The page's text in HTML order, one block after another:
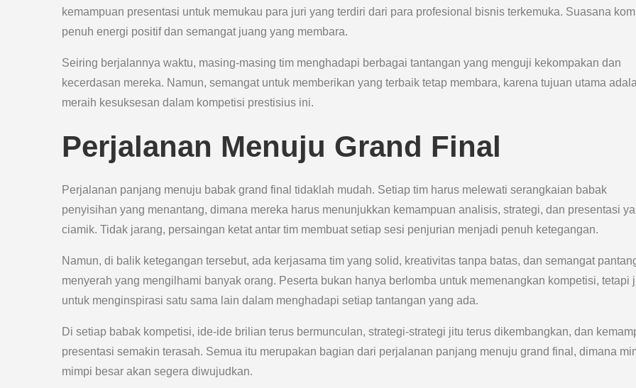
kemampuan presentasi untuk memukau para juri yang terdiri dari para profesional bisnis terkemuka. Suasana
penuh energi positif dan semangat juang yang membara.
Seiring berjalannya waktu, masing-masing tim menghadapi berbagai tantangan yang menguji kekompakan dan
kecerdasan mereka. Namun, semangat untuk memberikan yang terbaik tetap membara, karena tujuan utama
meraih kesuksesan dalam kompetisi prestisius ini.
Perjalanan Menuju Grand Final
Perjalanan panjang menuju babak grand final tidaklah mudah. Setiap tim harus melewati serangkaian babak
penyisihan yang menantang, dimana mereka harus menunjukkan kemampuan analisis, strategi, dan presentasi
ciamik. Tidak jarang, persaingan ketat antar tim membuat setiap sesi penjurian menjadi penuh ketegangan.
Namun, di balik ketegangan tersebut, ada kerjasama tim yang solid, kreativitas tanpa batas, dan semangat
menyerah yang mengilhami banyak orang. Peserta bukan hanya berlomba untuk memenangkan kompetisi, tetapi
untuk menginspirasi satu sama lain dalam menghadapi setiap tantangan yang ada.
Di setiap babak kompetisi, ide-ide brilian terus bermunculan, strategi-strategi jitu terus dikembangkan, dan
presentasi semakin terasah. Semua itu merupakan bagian dari perjalanan panjang menuju grand final, dimana
mimpi besar akan segera diwujudkan.